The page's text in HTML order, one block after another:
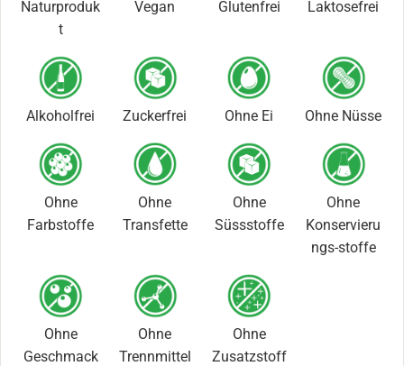
Naturproduk
t
Vegan Glutenfrei Laktosefrei
Alkoholfrei Zuckerfrei Ohne Ei Ohne Nüsse
Ohne
Farbstoffe
Ohne
Transfette
Ohne
Süssstoffe
Ohne
Konservieru
ngs-stoffe
Ohne
Geschmack
Ohne
Trennmittel
Ohne
Zusatzstoff